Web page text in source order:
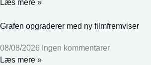
Læs mere »
Grafen opgraderer med ny filmfremviser
08/08/2026 Ingen kommentarer
Læs mere »